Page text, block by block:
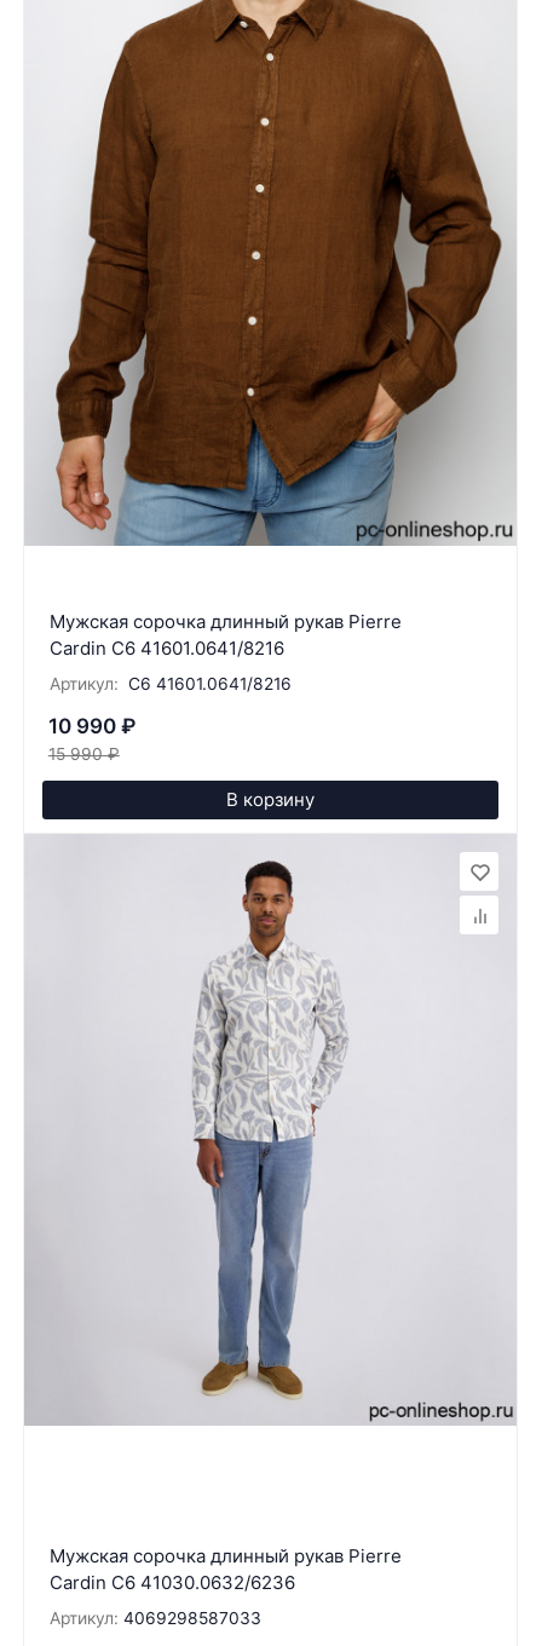
Мужская сорочка длинный рукав Pierre
Cardin C6 41601.0641/8216
Артикул: C6 41601.0641/8216
10 990 ₽
15 990 ₽
В корзину
Мужская сорочка длинный рукав Pierre
Cardin C6 41030.0632/6236
Артикул: 4069298587033